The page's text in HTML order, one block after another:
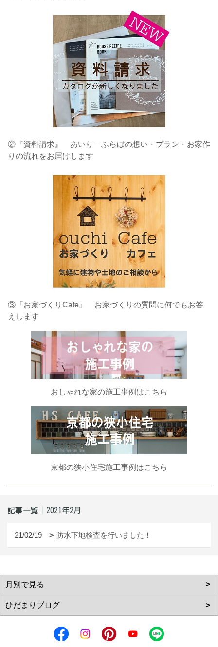
②『資料請求』 あいりーふらぼの想い・プラン・お家作
りの流れをお届けします
③『お家づくりCafe』 お家づくりの質問に何でもお答
えします
おしゃれな家の施工事例はこちら
京都の狭小住宅施工事例はこちら
記事一覧｜2021年2月
21/02/19 防水下地検査を行いました！